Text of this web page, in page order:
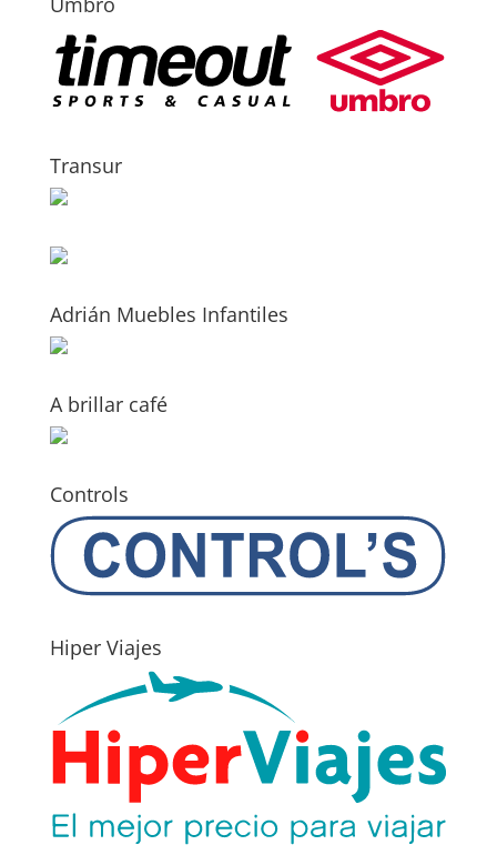
Transur
Adrián Muebles Infantiles
A brillar café
Controls
Hiper Viajes